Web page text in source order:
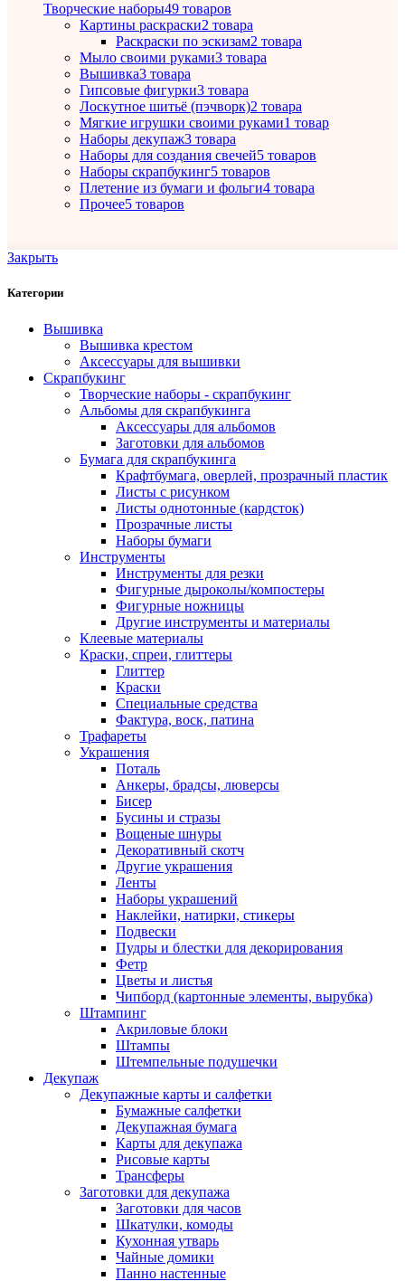
Творческие наборы49 товаров
Картины раскраски2 товара
Раскраски по эскизам2 товара
Мыло своими руками3 товара
Вышивка3 товара
Гипсовые фигурки3 товара
Лоскутное шитьё (пэчворк)2 товара
Мягкие игрушки своими руками1 товар
Наборы декупаж3 товара
Наборы для создания свечей5 товаров
Наборы скрапбукинг5 товаров
Плетение из бумаги и фольги4 товара
Прочее5 товаров
Закрыть
Категории
Вышивка
Вышивка крестом
Аксессуары для вышивки
Скрапбукинг
Творческие наборы - скрапбукинг
Альбомы для скрапбукинга
Аксессуары для альбомов
Заготовки для альбомов
Бумага для скрапбукинга
Крафтбумага, оверлей, прозрачный пластик
Листы c рисунком
Листы однотонные (кардсток)
Прозрачные листы
Наборы бумаги
Инструменты
Инструменты для резки
Фигурные дыроколы/компостеры
Фигурные ножницы
Другие инструменты и материалы
Клеевые материалы
Краски, спреи, глиттеры
Глиттер
Краски
Специальные средства
Фактура, воск, патина
Трафареты
Украшения
Поталь
Анкеры, брадсы, люверсы
Бисер
Бусины и стразы
Вощеные шнуры
Декоративный скотч
Другие украшения
Ленты
Наборы украшений
Наклейки, натирки, стикеры
Подвески
Пудры и блестки для декорирования
Фетр
Цветы и листья
Чипборд (картонные элементы, вырубка)
Штампинг
Акриловые блоки
Штампы
Штемпельные подушечки
Декупаж
Декупажные карты и салфетки
Бумажные салфетки
Декупажная бумага
Карты для декупажа
Рисовые карты
Трансферы
Заготовки для декупажа
Заготовки для часов
Шкатулки, комоды
Кухонная утварь
Чайные домики
Панно настенные